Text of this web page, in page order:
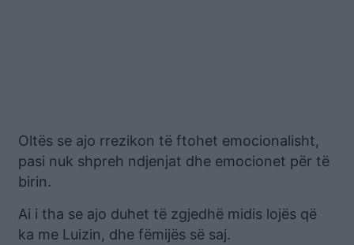
Oltës se ajo rrezikon të ftohet emocionalisht,
pasi nuk shpreh ndjenjat dhe emocionet për të
birin.
Ai i tha se ajo duhet të zgjedhë midis lojës që
ka me Luizin, dhe fëmijës së saj.